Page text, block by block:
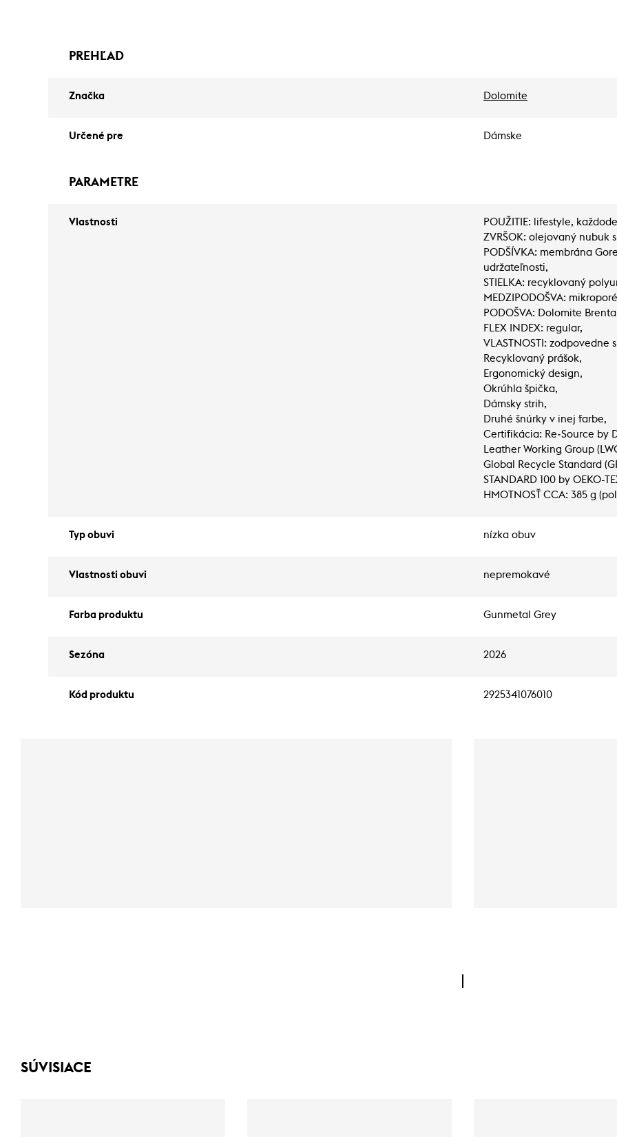
PREHĽAD
Značka Dolomite
Určené pre Dámske
PARAMETRE
Vlastnosti
POUŽITIE: lifestyle,
ZVRŠOK: olejovaný nubuk
PODŠÍVKA: membrána
udržateľnosti,
STIELKA: recyklovaný
MEDZIPODOŠVA:
PODOŠVA: Dolomite
FLEX INDEX: regular,
VLASTNOSTI: zodpovedne
Recyklovaný prášok,
Ergonomický design,
Okrúhla špička,
Dámsky strih,
Druhé šnúrky v inej farbe,
Certifikácia: Re‑Source by
Leather Working Group
Global Recycle Standard
STANDARD 100 by OEKO-
HMOTNOSŤ CCA: 385 g
Typ obuvi nízka obuv
Vlastnosti obuvi nepremokavé
Farba produktu Gunmetal Grey
Sezóna 2026
Kód produktu 2925341076010
SÚVISIACE